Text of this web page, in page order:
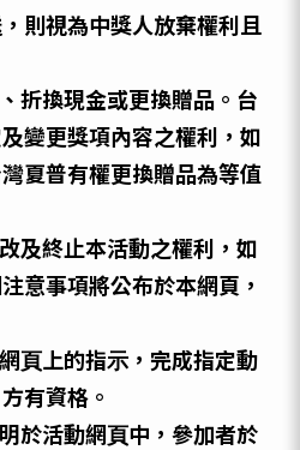
則視為中獎⼈放棄權利且
折換現金或更換贈品。台
變更獎項內容之權利，如
夏普有權更換贈品為等值
及終止本活動之權利，如
意事項將公布於本網頁，
⾴上的指⽰，完成指定動
有資格。
於活動網⾴中，參加者於